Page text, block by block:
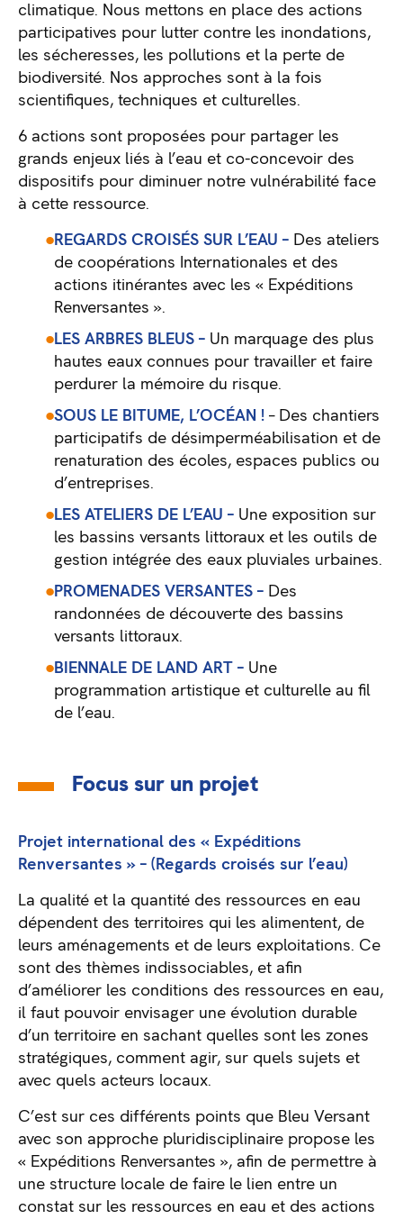
climatique. Nous mettons en place des actions
participatives pour lutter contre les inondations,
les sécheresses, les pollutions et la perte de
biodiversité. Nos approches sont à la fois
scientifiques, techniques et culturelles.
6 actions sont proposées pour partager les
grands enjeux liés à l’eau et co-concevoir des
dispositifs pour diminuer notre vulnérabilité face
à cette ressource.
REGARDS CROISÉS SUR L’EAU – Des ateliers
de coopérations Internationales et des
actions itinérantes avec les « Expéditions
Renversantes ».
LES ARBRES BLEUS – Un marquage des plus
hautes eaux connues pour travailler et faire
perdurer la mémoire du risque.
SOUS LE BITUME, L’OCÉAN ! – Des chantiers
participatifs de désimperméabilisation et de
renaturation des écoles, espaces publics ou
d’entreprises.
LES ATELIERS DE L’EAU – Une exposition sur
les bassins versants littoraux et les outils de
gestion intégrée des eaux pluviales urbaines.
PROMENADES VERSANTES – Des
randonnées de découverte des bassins
versants littoraux.
BIENNALE DE LAND ART – Une
programmation artistique et culturelle au fil
de l’eau.
Focus sur un projet
Projet international des « Expéditions
Renversantes » – (Regards croisés sur l’eau)
La qualité et la quantité des ressources en eau
dépendent des territoires qui les alimentent, de
leurs aménagements et de leurs exploitations. Ce
sont des thèmes indissociables, et afin
d’améliorer les conditions des ressources en eau,
il faut pouvoir envisager une évolution durable
d’un territoire en sachant quelles sont les zones
stratégiques, comment agir, sur quels sujets et
avec quels acteurs locaux.
C’est sur ces différents points que Bleu Versant
avec son approche pluridisciplinaire propose les
« Expéditions Renversantes », afin de permettre à
une structure locale de faire le lien entre un
constat sur les ressources en eau et des actions